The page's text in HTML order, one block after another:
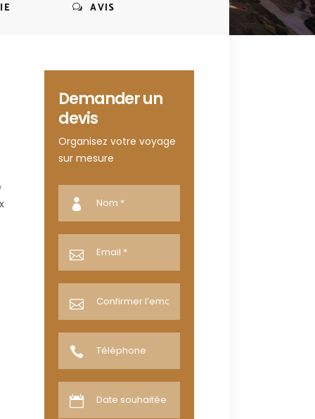
AVIS
Demander un
devis
Organisez votre voyage
sur mesure